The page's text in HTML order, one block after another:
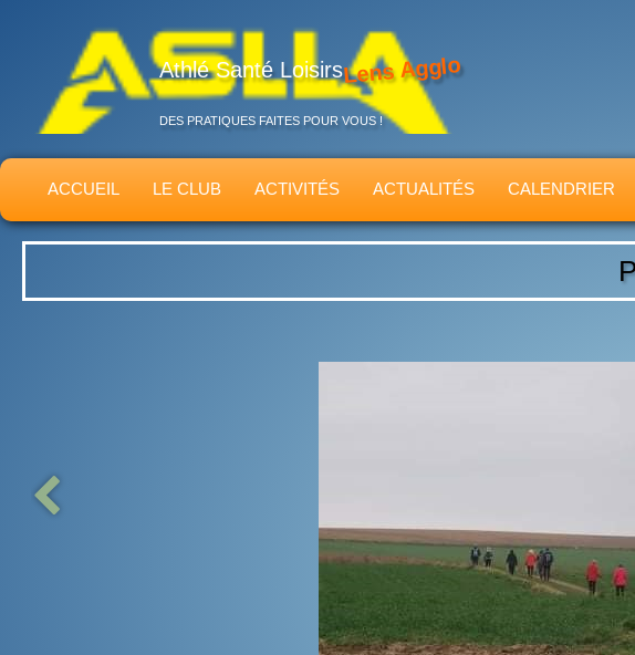
Athlé Santé LoisirsLens Agglo
DES PRATIQUES FAITES POUR VOUS !
ACCUEIL LE CLUB ACTIVITÉS ACTUALITÉS CALENDRIER